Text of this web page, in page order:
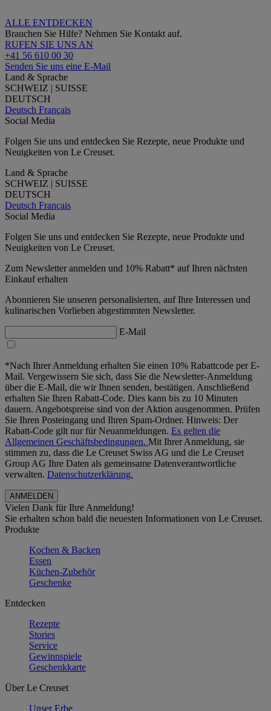
ALLE ENTDECKEN
Brauchen Sie Hilfe? Nehmen Sie Kontakt auf.
RUFEN SIE UNS AN
+41 56 610 00 30
Senden Sie uns eine E-Mail
Land & Sprache
SCHWEIZ | SUISSE
DEUTSCH
Deutsch Français
Social Media
Folgen Sie uns und entdecken Sie Rezepte, neue Produkte und
Neuigkeiten von Le Creuset.
Land & Sprache
SCHWEIZ | SUISSE
DEUTSCH
Deutsch Français
Social Media
Folgen Sie uns und entdecken Sie Rezepte, neue Produkte und
Neuigkeiten von Le Creuset.
Zum Newsletter anmelden und 10% Rabatt* auf Ihren nächsten
Einkauf erhalten
Abonnieren Sie unseren personalisierten, auf Ihre Interessen und
kulinarischen Vorlieben abgestimmten Newsletter.
E-Mail
*Nach Ihrer Anmeldung erhalten Sie einen 10% Rabattcode per E-
Mail. Vergewissern Sie sich, dass Sie die Newsletter-Anmeldung
über die E-Mail, die wir Ihnen senden, bestätigen. Anschließend
erhalten Sie Ihren Rabatt-Code. Dies kann bis zu 10 Minuten
dauern. Angebotspreise sind von der Aktion ausgenommen. Prüfen
Sie Ihren Posteingang und Ihren Spam-Ordner. Hinweis: Der
Rabatt-Code gilt nur für Neuanmeldungen. Es gelten die
Allgemeinen Geschäftsbedingungen. Mit Ihrer Anmeldung, sie
stimmen zu, dass die Le Creuset Swiss AG und die Le Creuset
Group AG Ihre Daten als gemeinsame Datenverantwortliche
verwalten. Datenschutzerklärung.
Vielen Dank für Ihre Anmeldung!
Sie erhalten schon bald die neuesten Informationen von Le Creuset.
Produkte
Kochen & Backen
Essen
Küchen-Zubehör
Geschenke
Entdecken
Rezepte
Stories
Service
Gewinnspiele
Geschenkkarte
Über Le Creuset
Unser Erbe